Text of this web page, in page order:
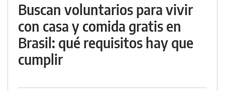
Buscan voluntarios para vivir
con casa y comida gratis en
Brasil: qué requisitos hay que
cumplir